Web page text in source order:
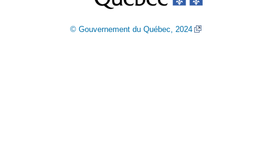
© Gouvernement du Québec, 2024